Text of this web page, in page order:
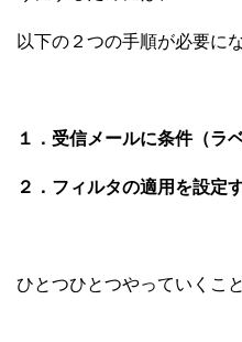
以下の２つの手順が必要に
１．受信メールに条件（ラ
２．フィルタの適用を設定
ひとつひとつやっていくこ